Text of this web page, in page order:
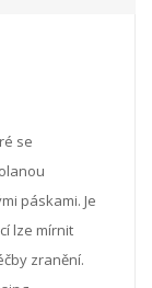
se
páskami. Je
lze mírnit
zranění.